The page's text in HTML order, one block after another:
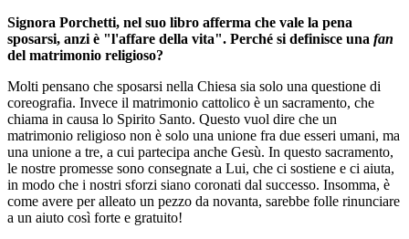
Signora Porchetti, nel suo libro afferma che vale la pena
sposarsi, anzi è "l'affare della vita". Perché si definisce una fan
del matrimonio religioso?
Molti pensano che sposarsi nella Chiesa sia solo una questione di
coreografia. Invece il matrimonio cattolico è un sacramento, che
chiama in causa lo Spirito Santo. Questo vuol dire che un
matrimonio religioso non è solo una unione fra due esseri umani, ma
una unione a tre, a cui partecipa anche Gesù. In questo sacramento,
le nostre promesse sono consegnate a Lui, che ci sostiene e ci aiuta,
in modo che i nostri sforzi siano coronati dal successo. Insomma, è
come avere per alleato un pezzo da novanta, sarebbe folle rinunciare
a un aiuto così forte e gratuito!